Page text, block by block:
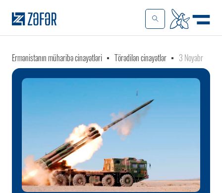
Ermənistanın müharibə cinayətləri Törədilən cinayətlər 3 Noyabr